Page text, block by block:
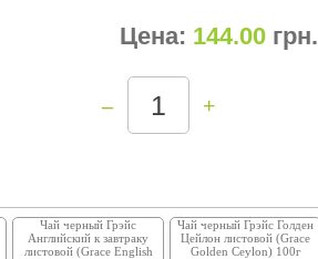
Цена: 144.00 грн.
– +
Чай черный Грэйс
Английский к завтраку
листовой (Grace English
Чай черный Грэйс Голден
Цейлон листовой (Grace
Golden Ceylon) 100г